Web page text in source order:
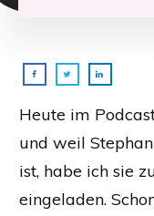
Heute im
und weil
ist, habe ich sie
eingeladen.